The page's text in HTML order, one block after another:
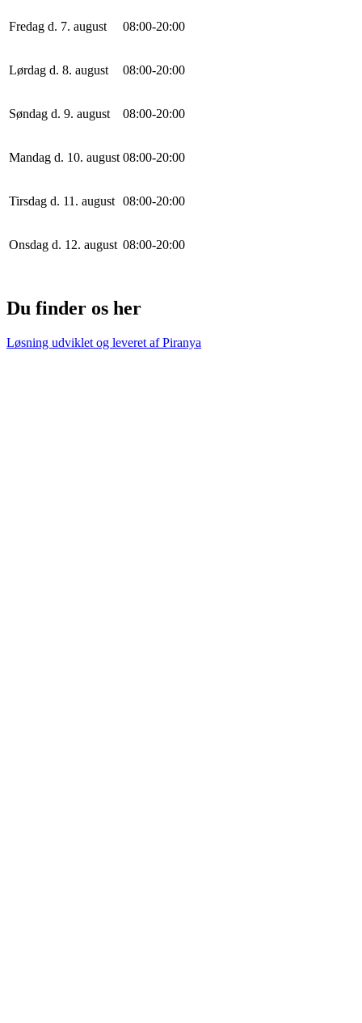
Fredag d. 7. august 08:00-20:00
Lørdag d. 8. august 08:00-20:00
Søndag d. 9. august 08:00-20:00
Mandag d. 10. august 08:00-20:00
Tirsdag d. 11. august 08:00-20:00
Onsdag d. 12. august 08:00-20:00
Du finder os her
Løsning udviklet og leveret afPiranya